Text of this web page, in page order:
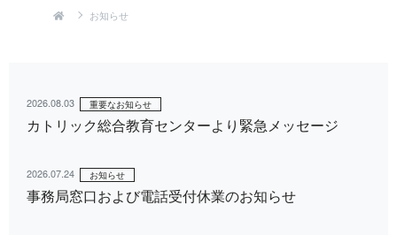
お知らせ
2026.08.03 重要なお知らせ
カトリック総合教育センターより緊急メッセージ
2026.07.24 お知らせ
事務局窓口および電話受付休業のお知らせ